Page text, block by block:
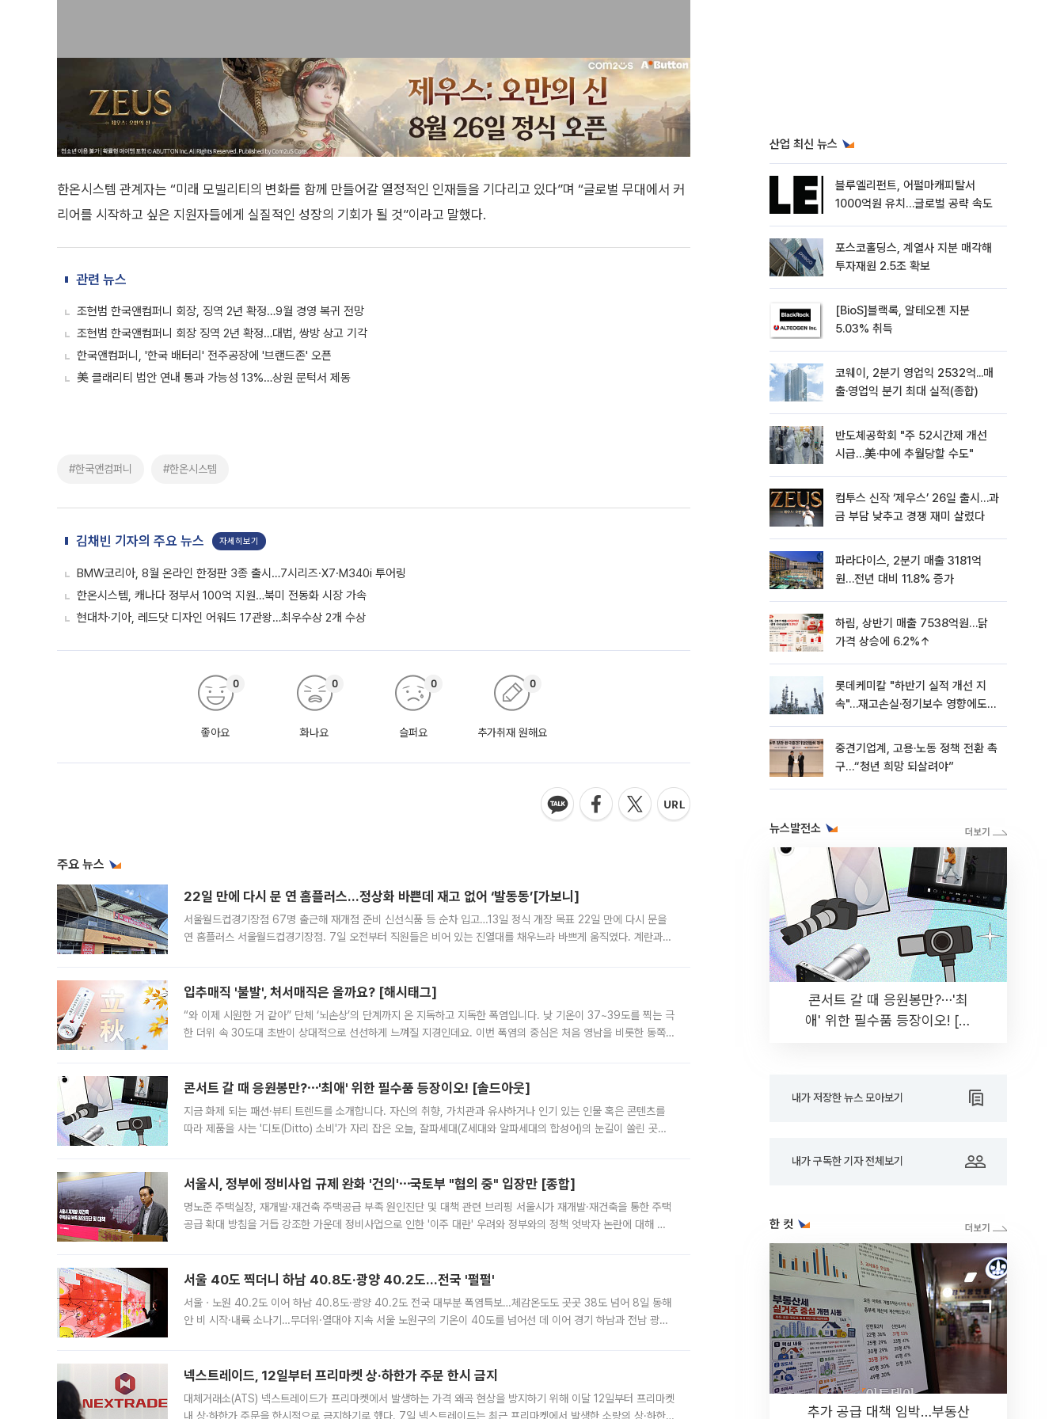
한온시스템 관계자는 “미래 모빌리티의 변화를 함께 만들어갈 열정적인 인재들을 기다리고 있다”며 “글로벌 무대에서 커
리어를 시작하고 싶은 지원자들에게 실질적인 성장의 기회가 될 것”이라고 말했다.
관련 뉴스
조현범 한국앤컴퍼니 회장, 징역 2년 확정…9월 경영 복귀 전망
조현범 한국앤컴퍼니 회장 징역 2년 확정…대법, 쌍방 상고 기각
한국앤컴퍼니, '한국 배터리' 전주공장에 '브랜드존' 오픈
美 클래리티 법안 연내 통과 가능성 13%…상원 문턱서 제동
#한국앤컴퍼니 #한온시스템
김채빈 기자의 주요 뉴스 자세히보기
BMW코리아, 8월 온라인 한정판 3종 출시…7시리즈·X7·M340i 투어링
한온시스템, 캐나다 정부서 100억 지원…북미 전동화 시장 가속
현대차·기아, 레드닷 디자인 어워드 17관왕…최우수상 2개 수상
좋아요
0
화나요
0
슬퍼요
0
추가취재 원해요
0
주요 뉴스
22일 만에 다시 문 연 홈플러스…정상화 바쁜데 재고 없어 ‘발동동’[가보니]
서울월드컵경기장점 67명 출근해 재개점 준비 신선식품 등 순차 입고…13일 정식 개장 목표 22일 만에 다시 문을
연 홈플러스 서울월드컵경기장점. 7일 오전부터 직원들은 비어 있는 진열대를 채우느라 바쁘게 움직였다. 계란과
입추매직 '불발', 처서매직은 올까요? [해시태그]
“와 이제 시원한 거 같아” 단체 ‘뇌손상’의 단계까지 온 지독하고 지독한 폭염입니다. 낮 기온이 37~39도를 찍는 극
한 더위 속 30도대 초반이 상대적으로 선선하게 느껴질 지경인데요. 이번 폭염의 중심은 처음 영남을 비롯한 동쪽
콘서트 갈 때 응원봉만?⋯'최애' 위한 필수품 등장이오! [솔드아웃]
지금 화제 되는 패션·뷰티 트렌드를 소개합니다. 자신의 취향, 가치관과 유사하거나 인기 있는 인물 혹은 콘텐츠를
따라 제품을 사는 '디토(Ditto) 소비'가 자리 잡은 오늘, 잘파세대(Z세대와 알파세대의 합성어)의 눈길이 쏠린 곳은
서울시, 정부에 정비사업 규제 완화 '건의'⋯국토부 "협의 중" 입장만 [종합]
명노준 주택실장, 재개발·재건축 주택공급 부족 원인진단 및 대책 관련 브리핑 서울시가 재개발·재건축을 통한 주택
공급 확대 방침을 거듭 강조한 가운데 정비사업으로 인한 '이주 대란' 우려와 정부와의 정책 엇박자 논란에 대해 정
서울 40도 찍더니 하남 40.8도·광양 40.2도…전국 '펄펄'
서울ㆍ노원 40.2도 이어 하남 40.8도·광양 40.2도 전국 대부분 폭염특보…체감온도도 곳곳 38도 넘어 8일 동해
안 비 시작·내륙 소나기…무더위·열대야 지속 서울 노원구의 기온이 40도를 넘어선 데 이어 경기 하남과 전남 광양
넥스트레이드, 12일부터 프리마켓 상·하한가 주문 한시 금지
대체거래소(ATS) 넥스트레이드가 프리마켓에서 발생하는 가격 왜곡 현상을 방지하기 위해 이달 12일부터 프리마켓
내 상·하한가 주문을 한시적으로 금지하기로 했다. 7일 넥스트레이드는 최근 프리마켓에서 발생한 소량의 상·하한
산업 최신 뉴스
블루엘리펀트, 어펄마캐피탈서
1000억원 유치…글로벌 공략 속도
포스코홀딩스, 계열사 지분 매각해
투자재원 2.5조 확보
[BioS]블랙록, 알테오젠 지분
5.03% 취득
코웨이, 2분기 영업익 2532억...매
출·영업익 분기 최대 실적(종합)
반도체공학회 "주 52시간제 개선
시급…美·中에 추월당할 수도"
컴투스 신작 ‘제우스’ 26일 출시…과
금 부담 낮추고 경쟁 재미 살렸다
파라다이스, 2분기 매출 3181억
원…전년 대비 11.8% 증가
하림, 상반기 매출 7538억원…닭
가격 상승에 6.2%↑
롯데케미칼 "하반기 실적 개선 지
속"…재고손실·정기보수 영향에도
중견기업계, 고용·노동 정책 전환 촉
구…“청년 희망 되살려야”
뉴스발전소
콘서트 갈 때 응원봉만?⋯'최
애' 위한 필수품 등장이오! [솔
내가 저장한 뉴스 모아보기
내가 구독한 기자 전체보기
한 컷
추가 공급 대책 임박…부동산